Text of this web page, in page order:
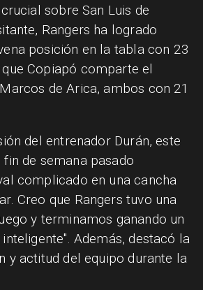
sobre San Luis de
Rangers ha logrado
posición en la tabla con 23
Copiapó comparte el
de Arica, ambos con 21
del entrenador Durán, este
de semana pasado
complicado en una cancha
Creo que Rangers tuvo una
y terminamos ganando un
Además, destacó la
y actitud del equipo durante la